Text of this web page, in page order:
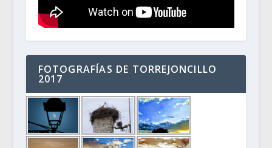
FOTOGRAFÍAS DE TORREJONCILLO
2017